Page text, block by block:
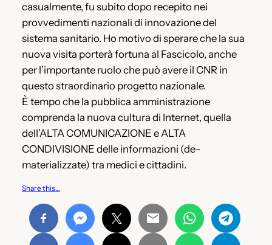
casualmente, fu subito dopo recepito nei
provvedimenti nazionali di innovazione del
sistema sanitario. Ho motivo di sperare che la sua
nuova visita porterà fortuna al Fascicolo, anche
per l’importante ruolo che può avere il CNR in
questo straordinario progetto nazionale.
È tempo che la pubblica amministrazione
comprenda la nuova cultura di Internet, quella
dell’ALTA COMUNICAZIONE e ALTA
CONDIVISIONE delle informazioni (de-
materializzate) tra medici e cittadini.
Share this…